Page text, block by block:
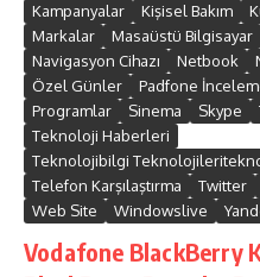
Kampanyalar
Kişisel Bakım
Markalar
Masaüstü Bilgisayar
Navigasyon Cihazı
Netbook
Özel Günler
Padfone
Programlar
Sinema Skype
Teknoloji Haberleri
Teknolojibilgi
Telefon Karşılaştırma
Twitter
Web Site
Windowslive
Vodafone BlackBerry